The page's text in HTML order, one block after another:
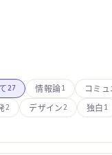
27 情報論1 コミ
2 デザイン2 独白 1